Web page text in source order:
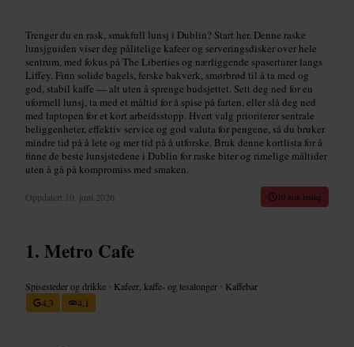
Trenger du en rask, smakfull lunsj i Dublin? Start her. Denne raske
lunsjguiden viser deg pålitelige kafeer og serveringsdisker over hele
sentrum, med fokus på The Liberties og nærliggende spaserturer langs
Liffey. Finn solide bagels, ferske bakverk, smørbrød til å ta med og
god, stabil kaffe — alt uten å sprenge budsjettet. Sett deg ned for en
uformell lunsj, ta med et måltid for å spise på farten, eller slå deg ned
med laptopen for et kort arbeidsstopp. Hvert valg prioriterer sentrale
beliggenheter, effektiv service og god valuta for pengene, så du bruker
mindre tid på å lete og mer tid på å utforske. Bruk denne kortlista for å
finne de beste lunsjstedene i Dublin for raske biter og rimelige måltider
uten å gå på kompromiss med smaken.
Oppdatert 10. juni 2026 10 min lesing
Metro Cafe
Spisesteder og drikke • Kafeer, kaffe- og tesalonger • Kaffebar
4,3
4,1